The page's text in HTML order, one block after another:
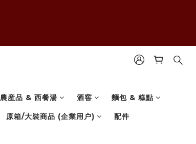
農産品 & 西餐湯 酒窖 麵包 & 糕點
原箱/大裝商品 (企業用户) 配件